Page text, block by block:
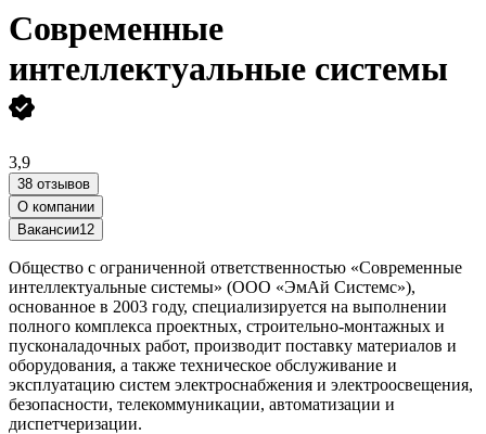
Современные
интеллектуальные системы
3,9
38 отзывов
О компании
Вакансии12
Общество с ограниченной ответственностью «Современные
интеллектуальные системы» (ООО «ЭмАй Системс»),
основанное в 2003 году, специализируется на выполнении
полного комплекса проектных, строительно-монтажных и
пусконаладочных работ, производит поставку материалов и
оборудования, а также техническое обслуживание и
эксплуатацию систем электроснабжения и электроосвещения,
безопасности, телекоммуникации, автоматизации и
диспетчеризации.